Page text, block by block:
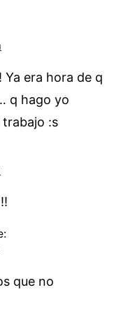
Ya era hora de q
q hago yo
trabajo :s
que no